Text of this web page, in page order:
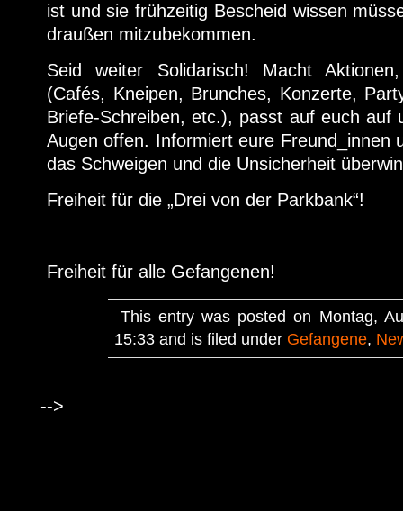
ist und sie frühzeitig Bescheid wissen
draußen mitzubekommen.
Seid weiter Solidarisch! Macht
(Cafés, Kneipen, Brunches, Konzerte,
Briefe-Schreiben, etc.), passt auf euch auf
Augen offen. Informiert eure Freund_innen
das Schweigen und die Unsicherheit
Freiheit für die „Drei von der Parkbank“!
Freiheit für alle Gefangenen!
This entry was posted on Montag,
15:33 and is filed under Gefangene,
-->